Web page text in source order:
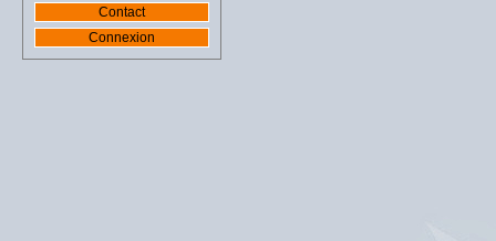
Contact
Connexion